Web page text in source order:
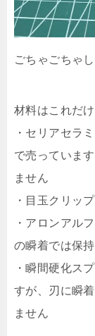
ごちゃごちゃ
材料はこれだけ
・セリアセラ
で売っていま
ません
・目玉クリップ
・アロンアル
の瞬着では保
・瞬間硬化ス
すが、刃に瞬
ません